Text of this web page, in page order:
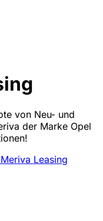
von Neu- und
der Marke Opel
Leasing